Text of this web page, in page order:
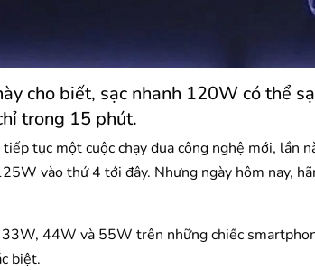
cho biết, sạc nhanh 120W có thể
trong 15 phút.
tục một cuộc chạy đua công nghệ mới, lần
vào thứ 4 tới đây. Nhưng ngày hôm nay,
33W, 44W và 55W trên những chiếc
biệt.